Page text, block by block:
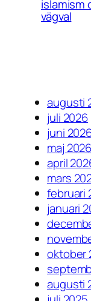
islamism
vägval
augusti
juli 2026
juni
maj 2026
april
mars
februari
januari
oktober
augusti